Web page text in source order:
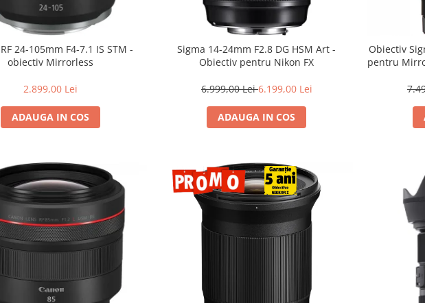
24-105mm F4-7.1 IS STM -
obiectiv Mirrorless
2.899,00 Lei
ADAUGA IN COS
Sigma 14-24mm F2.8 DG HSM Art -
Obiectiv pentru Nikon FX
6.999,00 Lei6.199,00 Lei
ADAUGA IN COS
Obiectiv
pentru